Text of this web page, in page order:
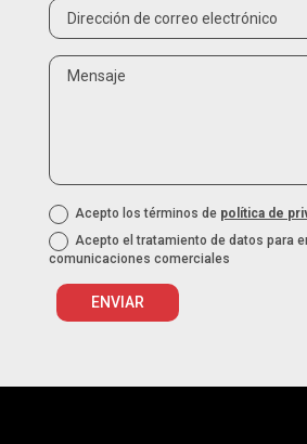
Acepto los términos de política de
Acepto el tratamiento de datos para
comunicaciones comerciales
ENVIAR